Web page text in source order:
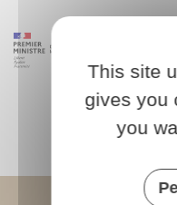
This site
gives you
you